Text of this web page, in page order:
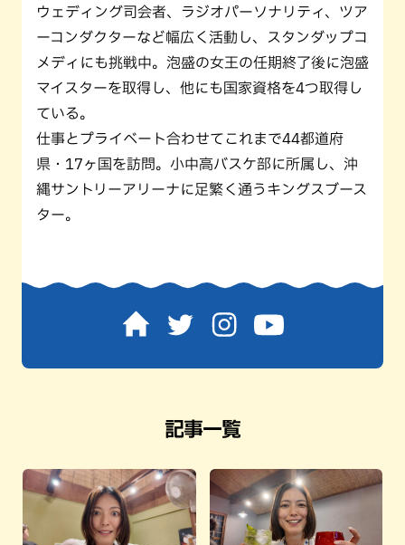
ウェディング司会者、ラジオパーソナリティ、ツア
ーコンダクターなど幅広く活動し、スタンダップコ
メディにも挑戦中。泡盛の女王の任期終了後に泡盛
マイスターを取得し、他にも国家資格を4つ取得し
ている。
仕事とプライベート合わせてこれまで44都道府
県・17ヶ国を訪問。小中高バスケ部に所属し、沖
縄サントリーアリーナに足繁く通うキングスブース
ター。
記事一覧